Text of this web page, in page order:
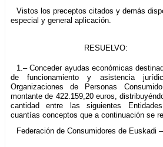
Vistos los preceptos citados y demás
especial y general aplicación.
RESUELVO:
1.– Conceder ayudas económicas
de funcionamiento y asistencia
Organizaciones de Personas
montante de 422.159,20 euros,
cantidad entre las siguientes
cuantías conceptos que a continuación se
Federación de Consumidores de Euskadi